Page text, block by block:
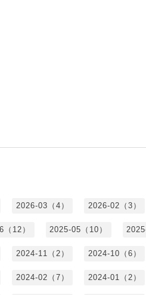
2026-03（4） 2026-02（3）
12） 2025-05（10）
2024-11（2） 2024-10（6）
2024-02（7） 2024-01（2）